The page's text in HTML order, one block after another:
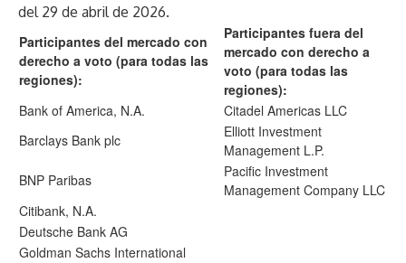
del 29 de abril de 2026.
Participantes del mercado con
derecho a voto (para todas las
regiones):
Participantes fuera del
mercado con derecho a
voto (para todas las
regiones):
Bank of America, N.A.
Citadel Americas LLC
Barclays Bank plc
Elliott Investment
Management L.P.
BNP Paribas
Pacific Investment
Management Company LLC
Citibank, N.A.
Deutsche Bank AG
Goldman Sachs International